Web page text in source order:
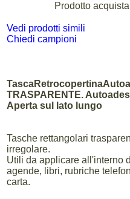
Prodotto
Vedi prodotti simili
Chiedi campioni
TRASPARENTE.
Aperta sul lato lungo
Tasche rettangolari
irregolare.
Utili da applicare all'interno
agende, libri, rubriche
carta.